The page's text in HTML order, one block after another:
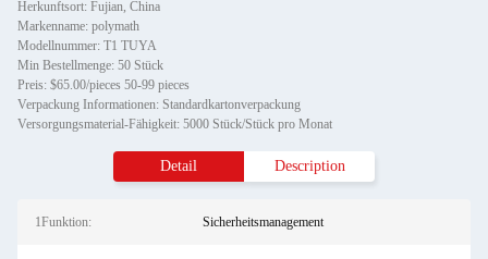
Herkunftsort: Fujian, China
Markenname: polymath
Modellnummer: T1 TUYA
Min Bestellmenge: 50 Stück
Preis: $65.00/pieces 50-99 pieces
Verpackung Informationen: Standardkartonverpackung
Versorgungsmaterial-Fähigkeit: 5000 Stück/Stück pro Monat
Detail Description
1Funktion: Sicherheitsmanagement